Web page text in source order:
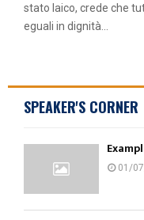
stato laico, crede che
eguali in dignità...
SPEAKER'S CORNER
01/